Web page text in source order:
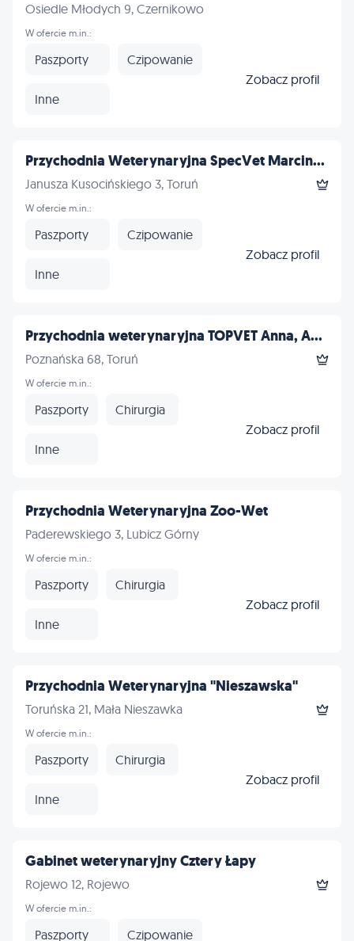
Osiedle Młodych 9, Czernikowo
W ofercie m.in.:
Paszporty Czipowanie
Inne
Zobacz profil
Przychodnia Weterynaryjna SpecVet Marcin...
Janusza Kusocińskiego 3, Toruń
W ofercie m.in.:
Paszporty Czipowanie
Inne
Zobacz profil
Przychodnia weterynaryjna TOPVET Anna, A...
Poznańska 68, Toruń
W ofercie m.in.:
Paszporty Chirurgia
Inne
Zobacz profil
Przychodnia Weterynaryjna Zoo-Wet
Paderewskiego 3, Lubicz Górny
W ofercie m.in.:
Paszporty Chirurgia
Inne
Zobacz profil
Przychodnia Weterynaryjna "Nieszawska"
Toruńska 21, Mała Nieszawka
W ofercie m.in.:
Paszporty Chirurgia
Inne
Zobacz profil
Gabinet weterynaryjny Cztery Łapy
Rojewo 12, Rojewo
W ofercie m.in.:
Paszporty Czipowanie